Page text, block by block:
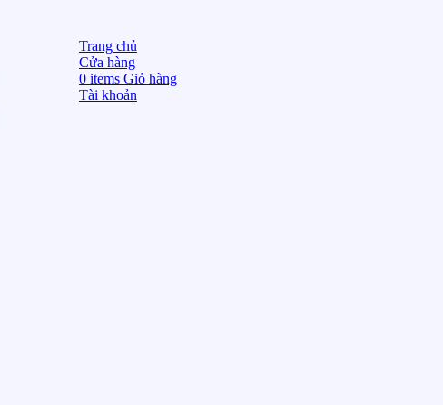
Trang chủ
Cửa hàng
0 items Giỏ hàng
Tài khoản